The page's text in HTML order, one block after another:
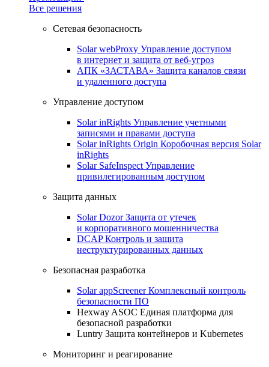
Все решения
Сетевая безопасность
Solar webProxy Управление доступом
в интернет и защита от веб-угроз
АПК «ЗАСТАВА» Защита каналов связи
и удаленного доступа
Управление доступом
Solar inRights Управление учетными
записями и правами доступа
Solar inRights Origin Коробочная версия Solar
inRights
Solar SafeInspect Управление
привилегированным доступом
Защита данных
Solar DozorЗащита от утечек
и корпоративного мошенничества
DCAPКонтроль и защита
неструктурированных данных
Безопасная разработка
Solar appScreenerКомплексный контроль
безопасности ПО
Hexway ASOC Единая платформа для
безопасной разработки
Luntry Защита контейнеров и Kubernetes
Мониторинг и реагирование